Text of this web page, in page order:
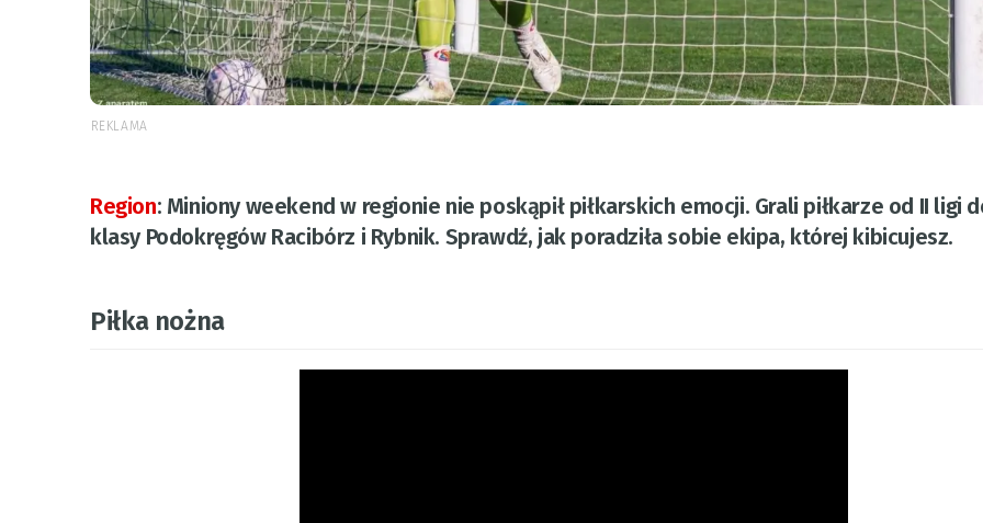
REKLAMA
Region: Miniony weekend w regionie nie poskąpił piłkarskich emocji. Grali piłkarze od II ligi
klasy Podokręgów Racibórz i Rybnik. Sprawdź, jak poradziła sobie ekipa, której kibicujesz.
Piłka nożna